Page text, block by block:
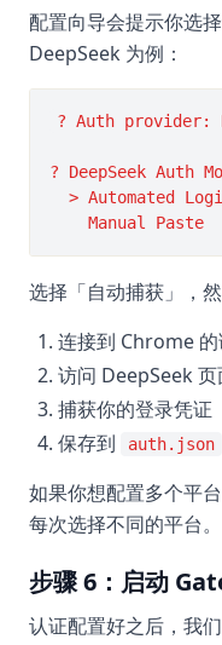
配置向导会提示你选
DeepSeek 为例：
? Auth provider:
? DeepSeek Auth
> Automated
选择「自动捕获」，
连接到 Chrome 的
访问 DeepSeek 页
捕获你的登录凭证
保存到
auth.json
如果你想配置多个平
每次选择不同的平台。
步骤 6：启动
认证配置好之后，我